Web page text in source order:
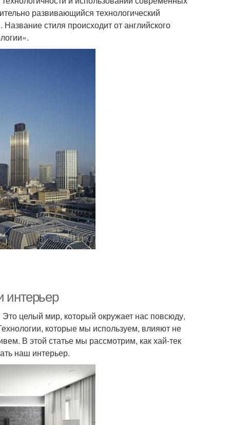
развивающийся технологический
стиля происходит от английского
интерьер
целый мир, который окружает нас повсюду,
которые мы используем, влияют не
В этой статье мы рассмотрим, как хай-тек
наш интерьер.